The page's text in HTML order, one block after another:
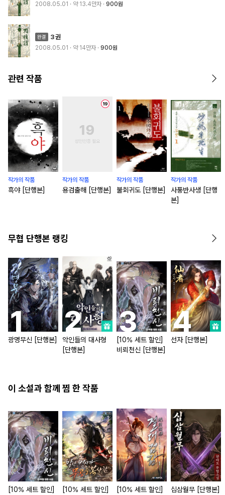
2008.05.01 · 약 13.4만자 900원
3권
2008.05.01 · 약 14만자 900원
관련 작품
작가의 작품
흑야 [단행본]
작가의 작품
용검출해 [단행본]
작가의 작품
불회귀도 [단행본]
작가의 작품
사풍반사생 [단행
본]
무협 단행본 랭킹
광명무신 [단행본]
악인들의 대사형
[단행본]
[10% 세트 할인]
비뢰천신 [단행본]
선자 [단행본]
이 소설과 함께 찜 한 작품
[10% 세트 할인]
[10% 세트 할인]
[10% 세트 할인]
십삼월무 [단행본]